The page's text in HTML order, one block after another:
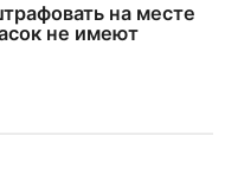
на месте
не имеют